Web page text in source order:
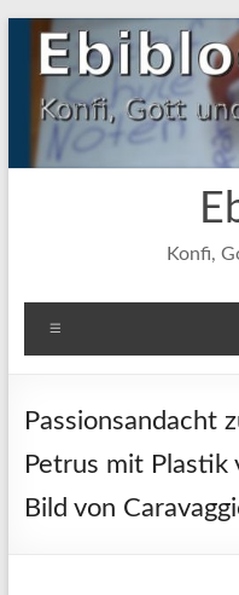
Zum
Inhalt
springen
Konfi,
Passionsandacht
Petrus mit Plastik
Bild von